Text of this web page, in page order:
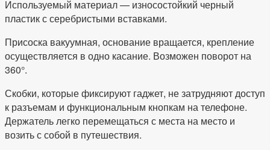
Используемый материал — износостойкий черный
пластик с серебристыми вставками.
Присоска вакуумная, основание вращается, крепление
осуществляется в одно касание. Возможен поворот на
360°.
Скобки, которые фиксируют гаджет, не затрудняют доступ
к разъемам и функциональным кнопкам на телефоне.
Держатель легко перемещаться с места на место и
возить с собой в путешествия.